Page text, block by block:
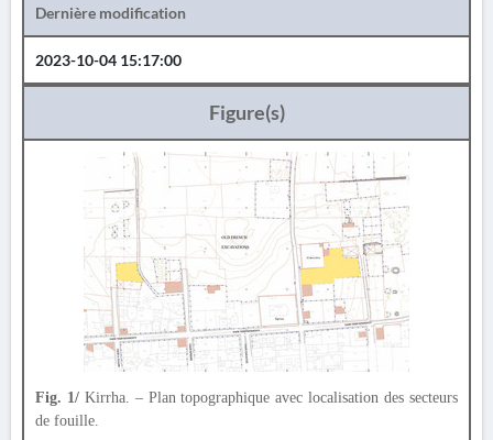
Dernière modification
2023-10-04 15:17:00
Figure(s)
Fig. 1/Kirrha. – Plan topographique avec localisation des secteurs
de fouille.